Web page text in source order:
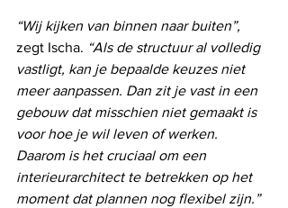
“Wij kijken van binnen naar buiten”,
zegt Ischa. “Als de structuur al volledig
vastligt, kan je bepaalde keuzes niet
meer aanpassen. Dan zit je vast in een
gebouw dat misschien niet gemaakt is
voor hoe je wil leven of werken.
Daarom is het cruciaal om een
interieurarchitect te betrekken op het
moment dat plannen nog flexibel zijn.”